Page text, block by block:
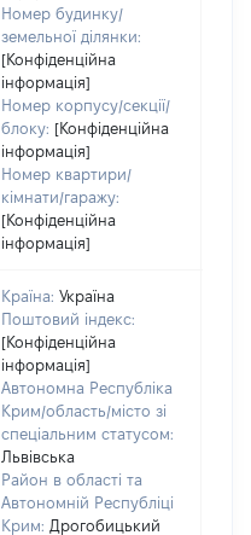
Номер будинку/
земельної ділянки:
[Конфіденційна
інформація]
Номер корпусу/секції/
блоку: [Конфіденційна
інформація]
Номер квартири/
кімнати/гаражу:
[Конфіденційна
інформація]
Країна: Україна
Поштовий індекс:
[Конфіденційна
інформація]
Автономна Республіка
Крим/область/місто зі
спеціальним статусом:
Львівська
Район в області та
Автономній Республіці
Крим: Дрогобицький